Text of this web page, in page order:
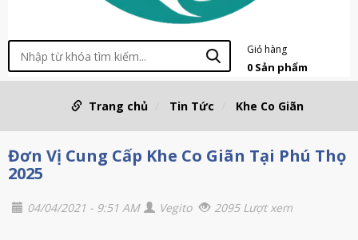
Giỏ hàng
0 Sản phẩm
Trang chủ Tin Tức Khe Co Giãn
Đơn Vị Cung Cấp Khe Co Giãn Tại Phú Thọ
2025
04/04/2021 - 9:51 AM Vegito 2095 Lượt xem